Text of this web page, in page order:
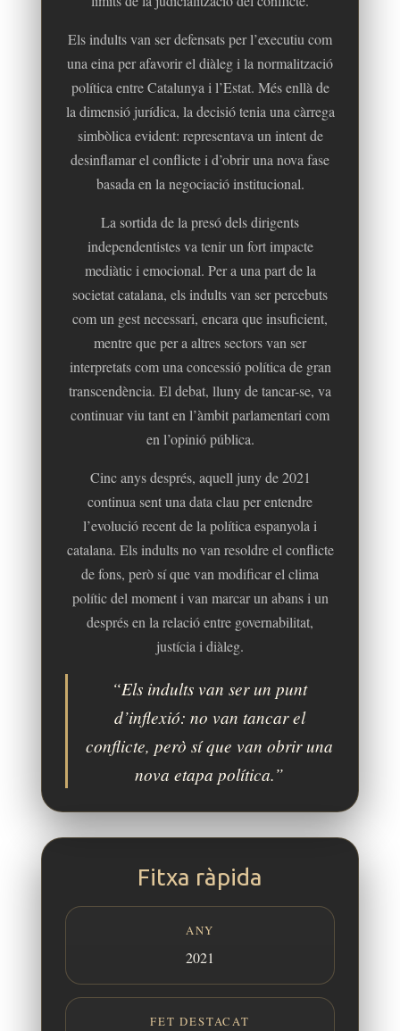
Els indults van ser defensats per l’executiu com
una eina per afavorir el diàleg i la normalització
política entre Catalunya i l’Estat. Més enllà de
la dimensió jurídica, la decisió tenia una càrrega
simbòlica evident: representava un intent de
desinflamar el conflicte i d’obrir una nova fase
basada en la negociació institucional.
La sortida de la presó dels dirigents
independentistes va tenir un fort impacte
mediàtic i emocional. Per a una part de la
societat catalana, els indults van ser percebuts
com un gest necessari, encara que insuficient,
mentre que per a altres sectors van ser
interpretats com una concessió política de gran
transcendència. El debat, lluny de tancar-se, va
continuar viu tant en l’àmbit parlamentari com
en l’opinió pública.
Cinc anys després, aquell juny de 2021
continua sent una data clau per entendre
l’evolució recent de la política espanyola i
catalana. Els indults no van resoldre el conflicte
de fons, però sí que van modificar el clima
polític del moment i van marcar un abans i un
després en la relació entre governabilitat,
justícia i diàleg.
“Els indults van ser un punt
d’inflexió: no van tancar el
conflicte, però sí que van obrir una
nova etapa política.”
Fitxa ràpida
ANY
2021
FET DESTACAT